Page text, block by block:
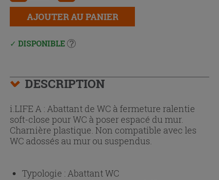
AJOUTER AU PANIER
DISPONIBLE
DESCRIPTION
i.LIFE A : Abattant de WC à fermeture ralentie
soft-close pour WC à poser espacé du mur.
Charnière plastique. Non compatible avec les
WC adossés au mur ou suspendus.
Typologie :Abattant WC